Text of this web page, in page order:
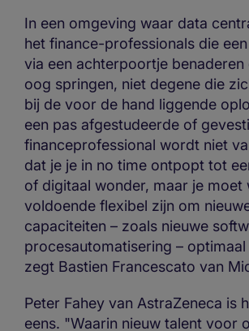
In een omgeving waar data
het finance-professionals die
via een achterpoortje benaderen
oog springen, niet degene die
bij de voor de hand liggende
een pas afgestudeerde of
financeprofessional wordt niet
dat je je in no time ontpopt tot
of digitaal wonder, maar je moet
voldoende flexibel zijn om
capaciteiten – zoals nieuwe
procesautomatisering –
zegt Bastien Francescato van
Peter Fahey van AstraZeneca is
eens. "Waarin nieuw talent voor